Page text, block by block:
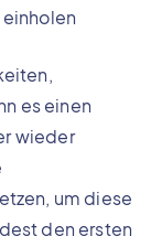
es einen
wieder
um diese
den ersten